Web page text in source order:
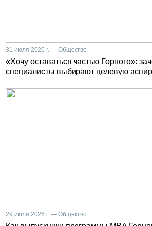
31 июля 2026 г. — Общество
«Хочу оставаться частью Горного»:
специалисты выбирают целевую
29 июля 2026 г. — Общество